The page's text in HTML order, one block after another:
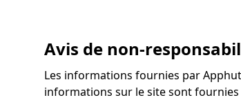
Avis de non-
Les informations fournies par
informations sur le site sont